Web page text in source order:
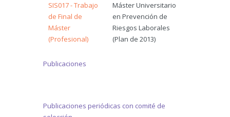
SIS017 - Trabajo
de Final de
Máster
(Profesional)
Máster Universitario
en Prevención de
Riesgos Laborales
(Plan de 2013)
Publicaciones
Publicaciones periódicas con comité de